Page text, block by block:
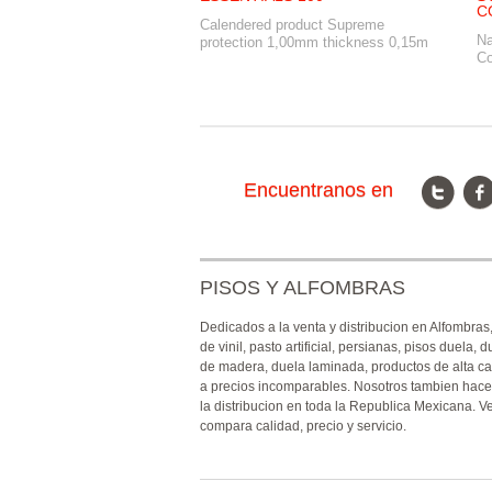
Calendered product Supreme
protection 1,00mm thickness 0,15m
Encuentranos en
PISOS Y ALFOMBRAS
Dedicados a la venta y distribucion en
de vinil, pasto artificial, persianas, pisos duela,
de madera, duela laminada, productos de alta
a precios incomparables. Nosotros tambien
la distribucion en toda la Republica Mexicana.
compara calidad, precio y servicio.